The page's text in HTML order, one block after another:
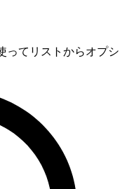
ってリストからオプシ